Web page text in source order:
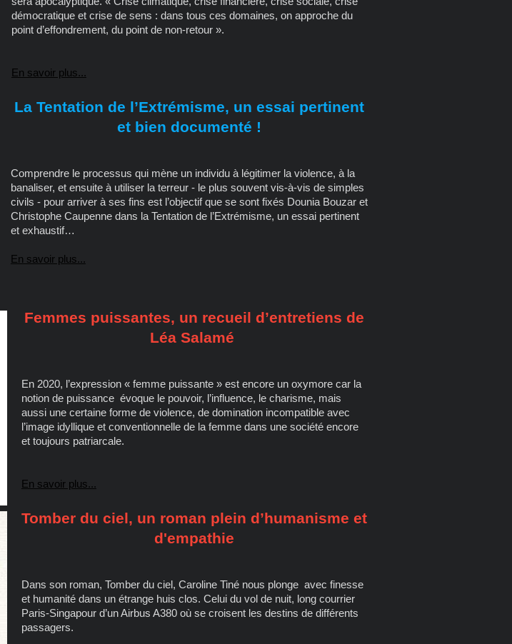
démocratique et crise de sens : dans tous ces domaines, on approche du
point d’effondrement, du point de non-retour ».
En savoir plus...
La Tentation de l’Extrémisme, un essai pertinent
et bien documenté !
Comprendre le processus qui mène un individu à légitimer la violence, à la
banaliser, et ensuite à utiliser la terreur - le plus souvent vis-à-vis de simples
civils - pour arriver à ses fins est l’objectif que se sont fixés Dounia Bouzar et
Christophe Caupenne dans la Tentation de l’Extrémisme, un essai pertinent
et exhaustif…
En savoir plus...
Femmes puissantes, un recueil d’entretiens de
Léa Salamé
En 2020, l’expression « femme puissante » est encore un oxymore car la
notion de puissance évoque le pouvoir, l’influence, le charisme, mais
aussi une certaine forme de violence, de domination incompatible avec
l’image idyllique et conventionnelle de la femme dans une société encore
et toujours patriarcale.
En savoir plus...
Tomber du ciel, un roman plein d’humanisme et
d'empathie
Dans son roman, Tomber du ciel, Caroline Tiné nous plonge avec finesse
et humanité dans un étrange huis clos. Celui du vol de nuit, long courrier
Paris-Singapour d’un Airbus A380 où se croisent les destins de différents
passagers.